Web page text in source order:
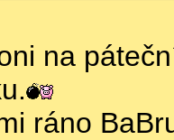
na
ráno